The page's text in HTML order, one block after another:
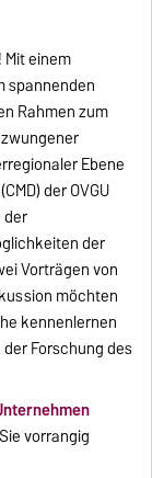
einem
spannenden
Rahmen zum
Ebene
der OVGU
der
der
Vorträgen von
möchten
kennenlernen
Forschung des
vorrangig